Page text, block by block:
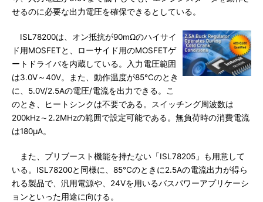
せるのに必要な出力電圧を確保できるとしている。
ISL78200は、オン抵抗が90mΩのハイサイ
ド用MOSFETと、ローサイド用のMOSFETゲ
ートドライバを内蔵している。入力電圧範囲
は3.0V～40V。また、動作温度が85℃のとき
に、5.0V/2.5Aの電圧/電流を出力できる。こ
のとき、ヒートシンクは不要である。スイッチング周波数は
200kHz～2.2MHzの範囲で設定可能である。無負荷時の消費電流
は180μA。
また、プリブースト機能を持たない「ISL78205」も用意して
いる。ISL78200と同様に、85℃のときに2.5Aの電流出力が得ら
れる製品で、汎用電源や、24Vを用いるバスパワーアプリケーシ
ョンといった用途に向ける。